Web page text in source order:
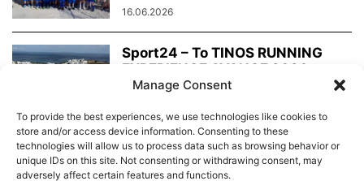
16.06.2026
Sport24 – To TINOS RUNNING
EXPERIENCE AVANCE 2026
απέδειξε ότι η...
Manage Consent
To provide the best experiences, we use technologies like cookies to
store and/or access device information. Consenting to these
technologies will allow us to process data such as browsing behavior or
unique IDs on this site. Not consenting or withdrawing consent, may
adversely affect certain features and functions.